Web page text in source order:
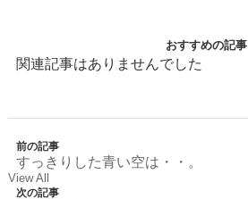
おすすめの記事
関連記事はありませんでした
前の記事
すっきりした青い空は・・。
View All
次の記事